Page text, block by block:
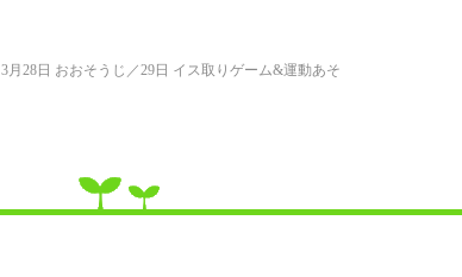
3月28日 おおそうじ／29日 イス取りゲーム&運動あそ